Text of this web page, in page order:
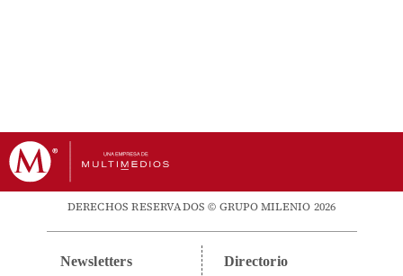
DERECHOS RESERVADOS © GRUPO MILENIO 2026
Newsletters Directorio